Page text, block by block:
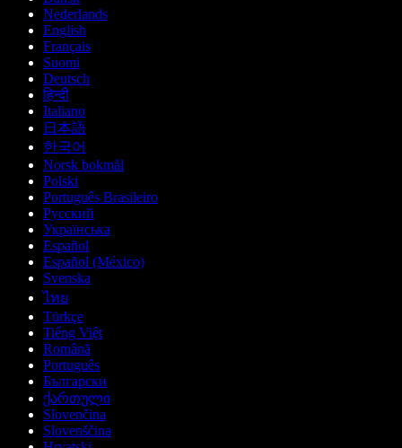
Nederlands
English
Français
Suomi
Deutsch
हिन्दी
Italiano
日本語
한국어
Norsk bokmål
Polski
Português Brasileiro
Русский
Українська
Español
Español (México)
Svenska
ไทย
Türkçe
Tiếng Việt
Română
Português
Български
ქართული
Slovenčina
Slovenščina